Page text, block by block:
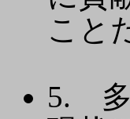
こと
5. 多